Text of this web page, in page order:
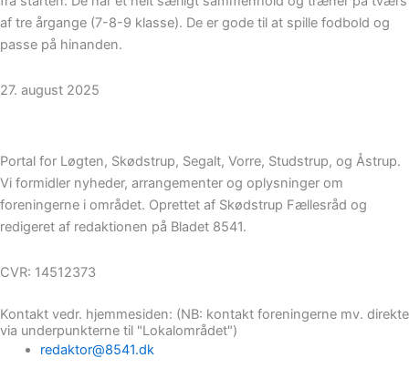
af tre årgange (7-8-9 klasse). De er gode til at spille fodbold og
passe på hinanden.
27. august 2025
Portal for Løgten, Skødstrup, Segalt, Vorre, Studstrup, og Åstrup.
Vi formidler nyheder, arrangementer og oplysninger om
foreningerne i området. Oprettet af Skødstrup Fællesråd og
redigeret af redaktionen på Bladet 8541.
CVR: 14512373
Kontakt vedr. hjemmesiden: (NB: kontakt foreningerne mv. direkte
via underpunkterne til "Lokalområdet")
redaktor@8541.dk